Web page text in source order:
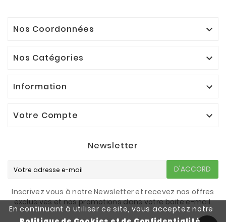
En continuant à utiliser ce site, vous acceptez notre
Nos Coordonnées 
Nos Catégories 
Information 
Votre Compte 
Newsletter
D'ACCORD
Inscrivez vous à notre Newsletter et recevez nos offres
exclusives et nos promotions dans votre boite e-mail.